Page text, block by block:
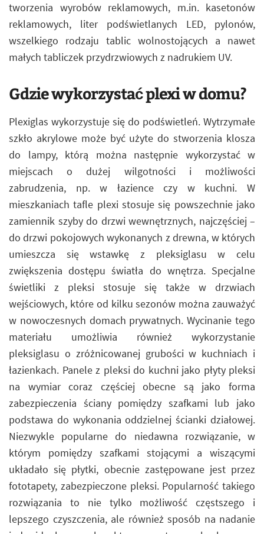
tworzenia wyrobów reklamowych, m.in. kasetonów
reklamowych, liter podświetlanych LED, pylonów,
wszelkiego rodzaju tablic wolnostojących a nawet
małych tabliczek przydrzwiowych z nadrukiem UV.
Gdzie wykorzystać plexi w domu?
Plexiglas wykorzystuje się do podświetleń. Wytrzymałe
szkło akrylowe może być użyte do stworzenia klosza
do lampy, którą można następnie wykorzystać w
miejscach o dużej wilgotności i możliwości
zabrudzenia, np. w łazience czy w kuchni. W
mieszkaniach tafle plexi stosuje się powszechnie jako
zamiennik szyby do drzwi wewnętrznych, najczęściej –
do drzwi pokojowych wykonanych z drewna, w których
umieszcza się wstawkę z pleksiglasu w celu
zwiększenia dostępu światła do wnętrza. Specjalne
świetliki z pleksi stosuje się także w drzwiach
wejściowych, które od kilku sezonów można zauważyć
w nowoczesnych domach prywatnych. Wycinanie tego
materiału umożliwia również wykorzystanie
pleksiglasu o zróżnicowanej grubości w kuchniach i
łazienkach. Panele z pleksi do kuchni jako płyty pleksi
na wymiar coraz częściej obecne są jako forma
zabezpieczenia ściany pomiędzy szafkami lub jako
podstawa do wykonania oddzielnej ścianki działowej.
Niezwykle popularne do niedawna rozwiązanie, w
którym pomiędzy szafkami stojącymi a wiszącymi
układało się płytki, obecnie zastępowane jest przez
fototapety, zabezpieczone pleksi. Popularność takiego
rozwiązania to nie tylko możliwość częstszego i
lepszego czyszczenia, ale również sposób na nadanie